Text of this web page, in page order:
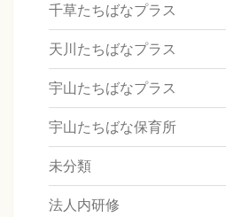
千草たちばなプラス
天川たちばなプラス
宇山たちばなプラス
宇山たちばな保育所
未分類
法人内研修